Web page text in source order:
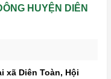
HUYỆN DIÊN
xã Diên Toàn, Hội